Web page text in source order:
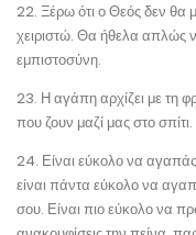
22. Ξέρω ότι ο Θεός δεν θα
χειριστώ. Θα ήθελα απλώς
εμπιστοσύνη.
23. Η αγάπη αρχίζει με τη
που ζουν μαζί μας στο σπίτι.
24. Είναι εύκολο να
είναι πάντα εύκολο να
σου. Είναι πιο εύκολο να